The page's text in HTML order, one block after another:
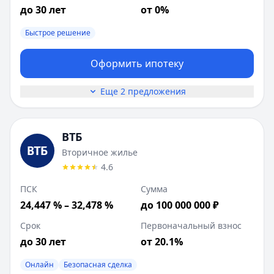
до 30 лет от 0%
Быстрое решение
Оформить ипотеку
Еще 2 предложения
ВТБ
Вторичное жилье
4.6
ПСК
24,447 % – 32,478 %
Сумма
до 100 000 000 ₽
Срок
до 30 лет
Первоначальный взнос
от 20.1%
Онлайн Безопасная сделка